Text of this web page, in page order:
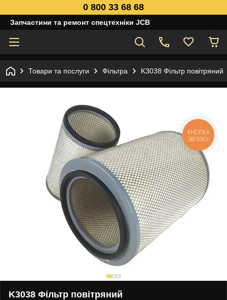
0 800 33 68 68
Запчастини та ремонт спецтехніки JCB
Товари та послуги Фільтра K3038 Фільтр повітряний
K3038 Фільтр повітряний
КНОПКА
ЗВ'ЯЗКУ